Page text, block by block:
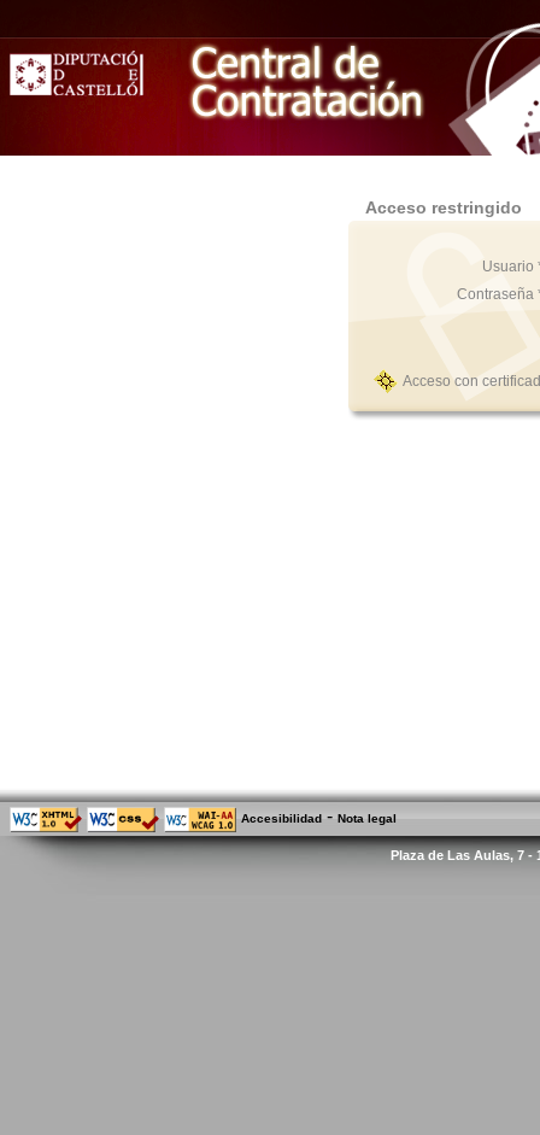
Acceso restringido
Usuario
Contraseña
Acceso con
Accesibilidad - Nota legal
Plaza de Las Aulas, 7 -